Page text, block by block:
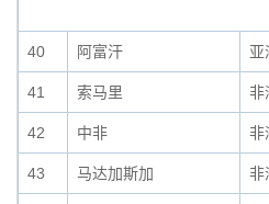
40 阿富汗 亚
41 索马里 非
42 中非 非
43 马达加斯加 非